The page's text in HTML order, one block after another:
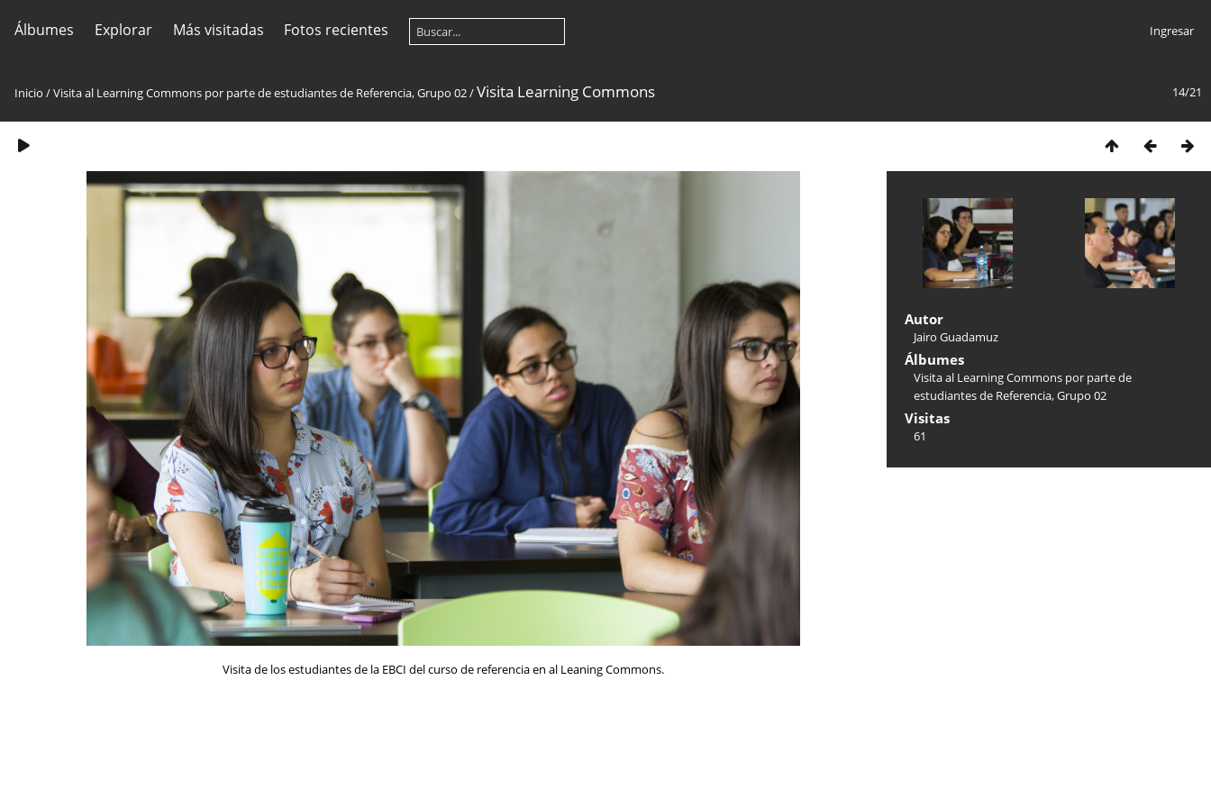
Álbumes Explorar Más visitadas Fotos recientes Ingresar
14/21
Inicio /Visita al Learning Commons por parte de estudiantes de Referencia, Grupo 02/Visita Learning Commons
Visita de los estudiantes de la EBCI del curso de referencia en al Leaning Commons.
Autor
Jairo Guadamuz
Álbumes
Visita al Learning Commons por parte de
estudiantes de Referencia, Grupo 02
Visitas
61